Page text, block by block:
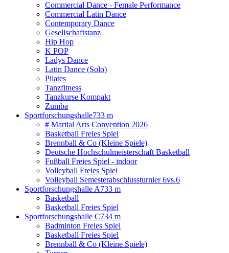
Commercial Dance - Female Performance
Commercial Latin Dance
Contemporary Dance
Gesellschaftstanz
Hip Hop
K POP
Ladys Dance
Latin Dance (Solo)
Pilates
Tanzfitness
Tanzkurse Kompakt
Zumba
Sportforschungshalle733 m
# Martial Arts Convention 2026
Basketball Freies Spiel
Brennball & Co (Kleine Spiele)
Deutsche Hochschulmeisterschaft Basketball
Fußball Freies Spiel - indoor
Volleyball Freies Spiel
Volleyball Semesterabschlussturnier 6vs.6
Sportforschungshalle A733 m
Basketball
Basketball Freies Spiel
Sportforschungshalle C734 m
Badminton Freies Spiel
Basketball Freies Spiel
Brennball & Co (Kleine Spiele)